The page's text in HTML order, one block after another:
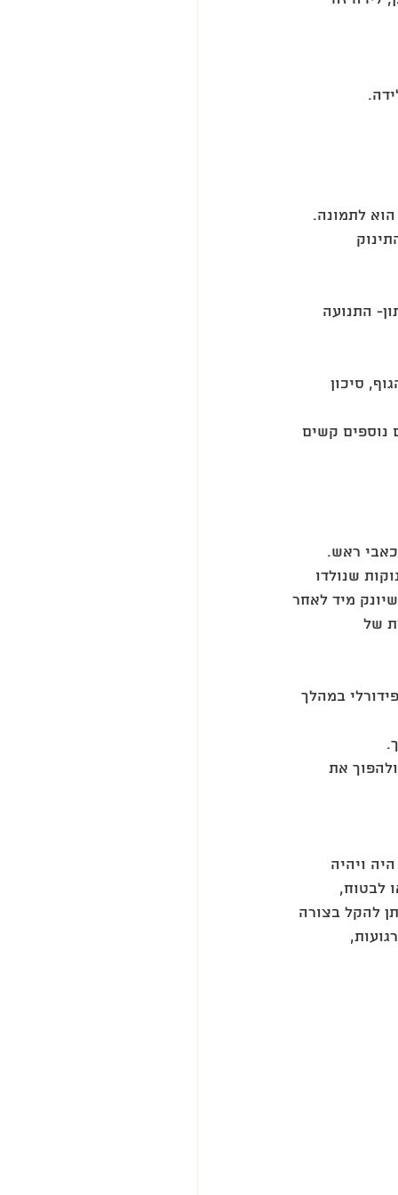
לתמונה.
התנועה
סיכון
נוספים קשים
ראש.
שנולדו
מיד לאחר
של
במהלך
את
ויהיה
לבטוח,
להקל בצורה